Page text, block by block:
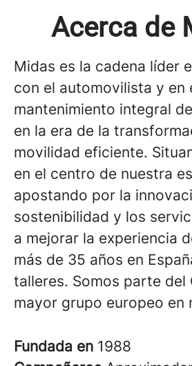
Acerca de
Midas es la cadena líder
con el automovilista y en
mantenimiento integral
en la era de la
movilidad eficiente.
en el centro de nuestra
apostando por la
sostenibilidad y los
a mejorar la experiencia
más de 35 años en
talleres. Somos parte del
mayor grupo europeo en
Fundada en 1988